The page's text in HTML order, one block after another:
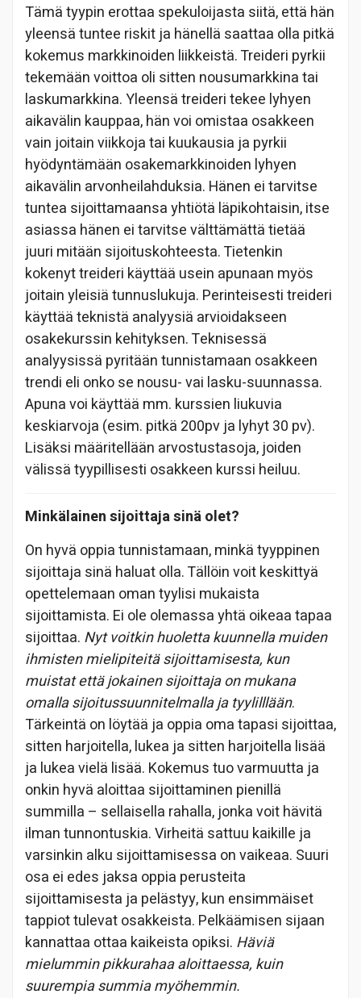
Tämä tyypin erottaa spekuloijasta siitä, että hän
yleensä tuntee riskit ja hänellä saattaa olla pitkä
kokemus markkinoiden liikkeistä. Treideri pyrkii
tekemään voittoa oli sitten nousumarkkina tai
laskumarkkina. Yleensä treideri tekee lyhyen
aikavälin kauppaa, hän voi omistaa osakkeen
vain joitain viikkoja tai kuukausia ja pyrkii
hyödyntämään osakemarkkinoiden lyhyen
aikavälin arvonheilahduksia. Hänen ei tarvitse
tuntea sijoittamaansa yhtiötä läpikohtaisin, itse
asiassa hänen ei tarvitse välttämättä tietää
juuri mitään sijoituskohteesta. Tietenkin
kokenyt treideri käyttää usein apunaan myös
joitain yleisiä tunnuslukuja. Perinteisesti treideri
käyttää teknistä analyysiä arvioidakseen
osakekurssin kehityksen. Teknisessä
analyysissä pyritään tunnistamaan osakkeen
trendi eli onko se nousu- vai lasku-suunnassa.
Apuna voi käyttää mm. kurssien liukuvia
keskiarvoja (esim. pitkä 200pv ja lyhyt 30 pv).
Lisäksi määritellään arvostustasoja, joiden
välissä tyypillisesti osakkeen kurssi heiluu.
Minkälainen sijoittaja sinä olet?
On hyvä oppia tunnistamaan, minkä tyyppinen
sijoittaja sinä haluat olla. Tällöin voit keskittyä
opettelemaan oman tyylisi mukaista
sijoittamista. Ei ole olemassa yhtä oikeaa tapaa
sijoittaa. Nyt voitkin huoletta kuunnella muiden
ihmisten mielipiteitä sijoittamisesta, kun
muistat että jokainen sijoittaja on mukana
omalla sijoitussuunnitelmalla ja tyylilllään.
Tärkeintä on löytää ja oppia oma tapasi sijoittaa,
sitten harjoitella, lukea ja sitten harjoitella lisää
ja lukea vielä lisää. Kokemus tuo varmuutta ja
onkin hyvä aloittaa sijoittaminen pienillä
summilla – sellaisella rahalla, jonka voit hävitä
ilman tunnontuskia. Virheitä sattuu kaikille ja
varsinkin alku sijoittamisessa on vaikeaa. Suuri
osa ei edes jaksa oppia perusteita
sijoittamisesta ja pelästyy, kun ensimmäiset
tappiot tulevat osakkeista. Pelkäämisen sijaan
kannattaa ottaa kaikeista opiksi. Häviä
mielummin pikkurahaa aloittaessa, kuin
suurempia summia myöhemmin.